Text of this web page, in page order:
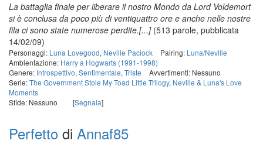
La battaglia finale per liberare il nostro Mondo da Lord Voldemort
si è conclusa da poco più di ventiquattro ore e anche nelle nostre
fila ci sono state numerose perdite.[...] (513 parole, pubblicata
14/02/09)
Personaggi: Luna Lovegood, Neville Paciock Pairing: Luna/Neville
Ambientazione: Harry a Hogwarts (1991-1998)
Genere: Introspettivo, Sentimentale, Triste
Avvertimenti: Nessuno
Serie:The Government Stole My Toad Little Trilogy, Neville & Luna's Love
Moments
Sfide: Nessuno
[Segnala]
Perfetto di Annaf85